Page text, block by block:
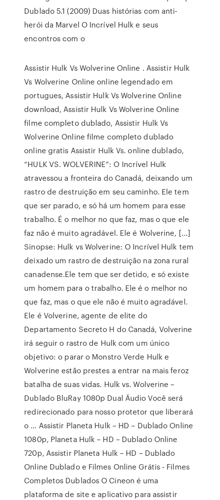
Dublado 5.1 (2009) Duas histórias com anti-
herói da Marvel O Incrível Hulk e seus
encontros com o
Assistir Hulk Vs Wolverine Online . Assistir Hulk
Vs Wolverine Online online legendado em
portugues, Assistir Hulk Vs Wolverine Online
download, Assistir Hulk Vs Wolverine Online
filme completo dublado, Assistir Hulk Vs
Wolverine Online filme completo dublado
online gratis Assistir Hulk Vs. online dublado,
“HULK VS. WOLVERINE”: O Incrível Hulk
atravessou a fronteira do Canadá, deixando um
rastro de destruição em seu caminho. Ele tem
que ser parado, e só há um homem para esse
trabalho. É o melhor no que faz, mas o que ele
faz não é muito agradável. Ele é Wolverine, […]
Sinopse: Hulk vs Wolverine: O Incrível Hulk tem
deixado um rastro de destruição na zona rural
canadense.Ele tem que ser detido, e só existe
um homem para o trabalho. Ele é o melhor no
que faz, mas o que ele não é muito agradável.
Ele é Volverine, agente de elite do
Departamento Secreto H do Canadá, Volverine
irá seguir o rastro de Hulk com um único
objetivo: o parar o Monstro Verde Hulk e
Wolverine estão prestes a entrar na mais feroz
batalha de suas vidas. Hulk vs. Wolverine –
Dublado BluRay 1080p Dual Áudio Você será
redirecionado para nosso protetor que liberará
o … Assistir Planeta Hulk – HD – Dublado Online
1080p, Planeta Hulk – HD – Dublado Online
720p, Assistir Planeta Hulk – HD – Dublado
Online Dublado e Filmes Online Grátis - Filmes
Completos Dublados O Cineon é uma
plataforma de site e aplicativo para assistir